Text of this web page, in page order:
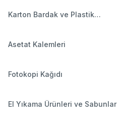
Karton Bardak ve Plastik
Asetat Kalemleri
Fotokopi Kağıdı
El Yıkama Ürünleri ve Sabunlar